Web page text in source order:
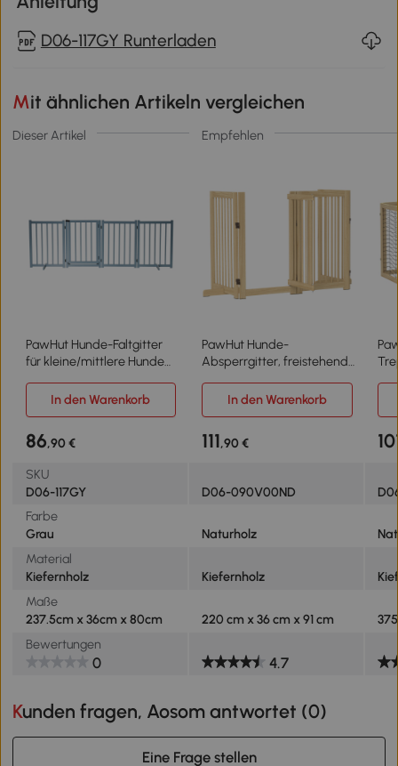
D06-117GY Runterladen
Mit ähnlichen Artikeln vergleichen
Dieser Artikel Empfehlen
PawHut Hunde-Faltgitter
für kleine/mittlere Hunde
Tür, 237,5x36x80 cm, Grau
PawHut Hunde-
Absperrgitter, freistehend,
Holzrahmen, 220x36x91cm
cm
In den Warenkorb In den Warenkorb
86,90 € 111,90 €
SKU
D06-117GY
D06-090V00ND
Farbe
Grau
Naturholz
Material
Kiefernholz
Kiefernholz
Maße
237.5cm x 36cm x 80cm
220 cm x 36 cm x 91 cm
Bewertungen
0 4.7
Kunden fragen, Aosom antwortet (0)
Eine Frage stellen